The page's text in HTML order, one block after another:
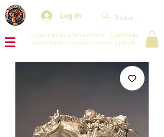
Log In
Congés d'été du 29/07 au 10/08/26 : Commandes
traitées une fois par semaine durant la période.